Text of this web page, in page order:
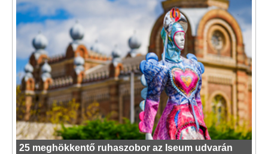
25 meghökkentő ruhaszobor az Iseum udvarán